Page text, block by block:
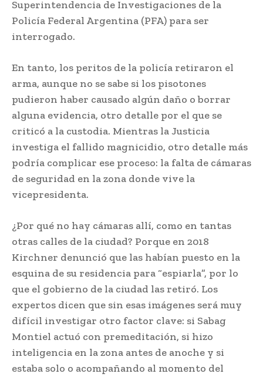
Superintendencia de Investigaciones de la
Policía Federal Argentina (PFA) para ser
interrogado.
En tanto, los peritos de la policía retiraron el
arma, aunque no se sabe si los pisotones
pudieron haber causado algún daño o borrar
alguna evidencia, otro detalle por el que se
criticó a la custodia. Mientras la Justicia
investiga el fallido magnicidio, otro detalle más
podría complicar ese proceso: la falta de cámaras
de seguridad en la zona donde vive la
vicepresidenta.
¿Por qué no hay cámaras allí, como en tantas
otras calles de la ciudad? Porque en 2018
Kirchner denunció que las habían puesto en la
esquina de su residencia para “espiarla”, por lo
que el gobierno de la ciudad las retiró. Los
expertos dicen que sin esas imágenes será muy
difícil investigar otro factor clave: si Sabag
Montiel actuó con premeditación, si hizo
inteligencia en la zona antes de anoche y si
estaba solo o acompañando al momento del